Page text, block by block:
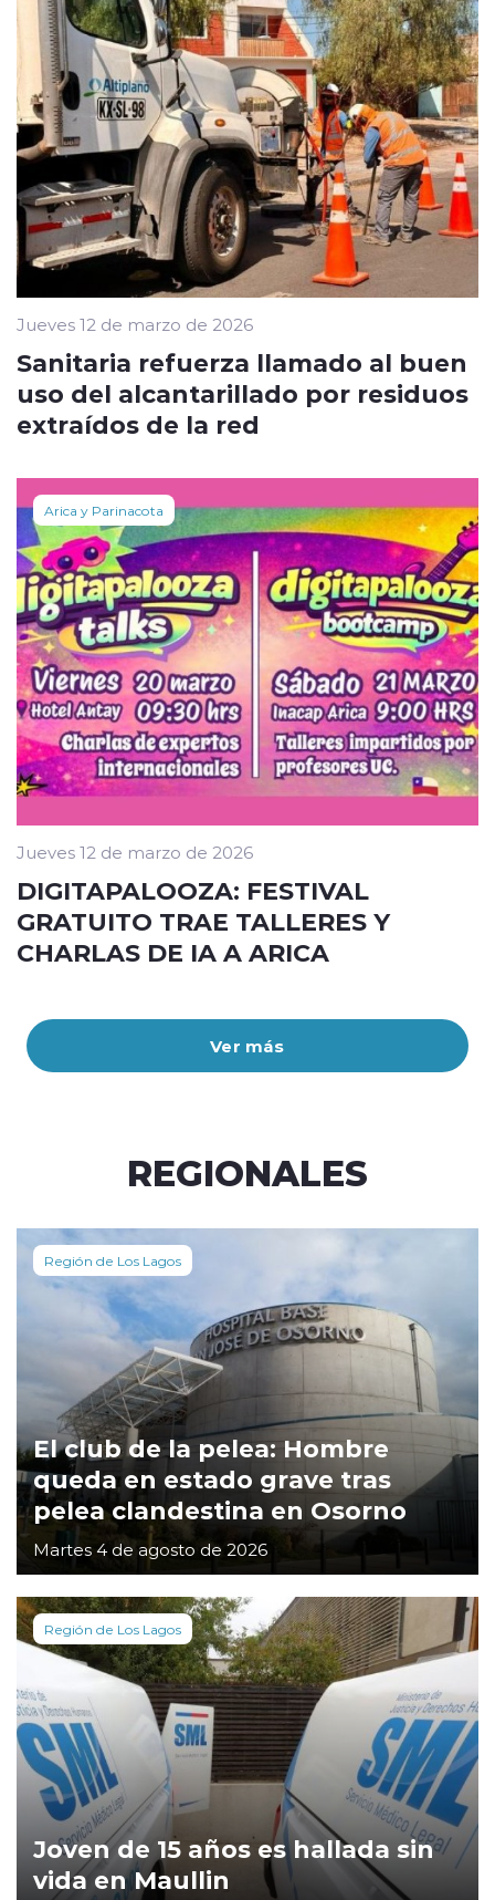
Ver más
Jueves 12 de marzo de 2026
Sanitaria refuerza llamado al buen
uso del alcantarillado por residuos
extraídos de la red
Arica y Parinacota
Jueves 12 de marzo de 2026
DIGITAPALOOZA: FESTIVAL
GRATUITO TRAE TALLERES Y
CHARLAS DE IA A ARICA
REGIONALES
Región de Los Lagos
El club de la pelea: Hombre
queda en estado grave tras
pelea clandestina en Osorno
Martes 4 de agosto de 2026
Región de Los Lagos
Joven de 15 años es hallada sin
vida en Maullin